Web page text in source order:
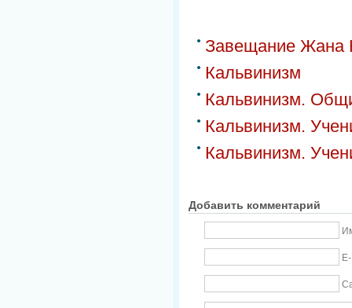
Завещание Жана
Кальвинизм
Кальвинизм.
Кальвинизм.
Кальвинизм.
Добавить комментарий